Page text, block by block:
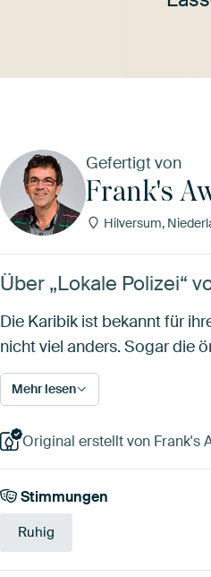
Gefertigt von
Frank's
Hilversum,
Über „Lokale Polizei“
Die Karibik ist bekannt für
nicht viel anders. Sogar die
Mehr lesen
Original erstellt von Frank's
Stimmungen
Ruhig